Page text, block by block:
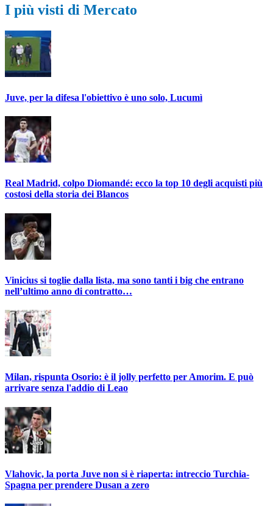
I più visti di Mercato
Juve, per la difesa l'obiettivo è uno solo, Lucumì
Real Madrid, colpo Diomandé: ecco la top 10 degli acquisti più
costosi della storia dei Blancos
Vinicius si toglie dalla lista, ma sono tanti i big che entrano
nell’ultimo anno di contratto…
Milan, rispunta Osorio: è il jolly perfetto per Amorim. E può
arrivare senza l'addio di Leao
Vlahovic, la porta Juve non si è riaperta: intreccio Turchia-
Spagna per prendere Dusan a zero